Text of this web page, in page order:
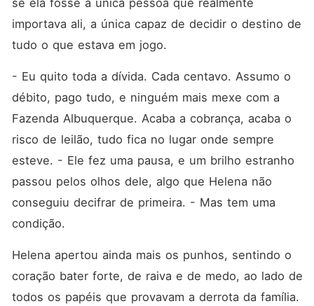
se ela fosse a única pessoa que realmente
importava ali, a única capaz de decidir o destino de
tudo o que estava em jogo.
- Eu quito toda a dívida. Cada centavo. Assumo o
débito, pago tudo, e ninguém mais mexe com a
Fazenda Albuquerque. Acaba a cobrança, acaba o
risco de leilão, tudo fica no lugar onde sempre
esteve. - Ele fez uma pausa, e um brilho estranho
passou pelos olhos dele, algo que Helena não
conseguiu decifrar de primeira. - Mas tem uma
condição.
Helena apertou ainda mais os punhos, sentindo o
coração bater forte, de raiva e de medo, ao lado de
todos os papéis que provavam a derrota da família.